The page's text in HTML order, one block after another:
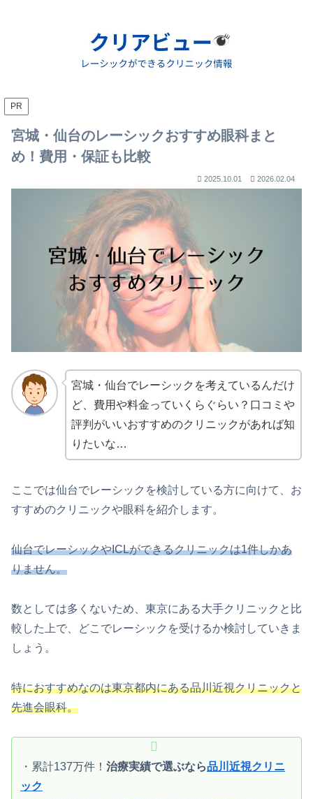
PR
宮城・仙台のレーシックおすすめ眼科まと
め！費用・保証も比較
2025.10.01 2026.02.04
宮城・仙台でレーシックを考えているんだけ
ど、費用や料金っていくらぐらい？口コミや
評判がいいおすすめのクリニックがあれば知
りたいな…
ここでは仙台でレーシックを検討している方に向けて、お
すすめのクリニックや眼科を紹介します。
仙台でレーシックやICLができるクリニックは1件しかあ
りません。
数としては多くないため、東京にある大手クリニックと比
較した上で、どこでレーシックを受けるか検討していきま
しょう。
特におすすめなのは東京都内にある品川近視クリニックと
先進会眼科。
・累計137万件！ 治療実績で選ぶなら品川近視クリニ
ック